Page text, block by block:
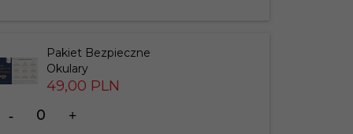
Pakiet Bezpieczne
Okulary
49,00 PLN
dla